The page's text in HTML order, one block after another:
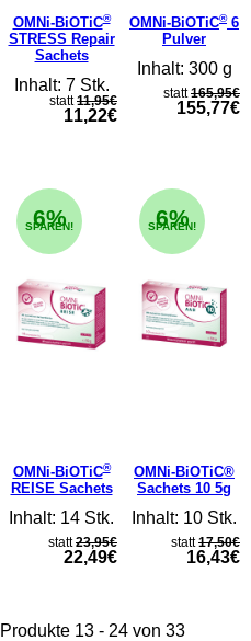
OMNi-BiOTiC®
STRESS Repair
Sachets
Inhalt: 7 Stk.
statt11,95€
11,22€
OMNi-BiOTiC®6
Pulver
Inhalt: 300 g
statt165,95€
155,77€
6%
SPAREN!
OMNi-BiOTiC®
REISE Sachets
Inhalt: 14 Stk.
statt23,95€
22,49€
6%
SPAREN!
OMNi-BiOTiC®
Sachets 10 5g
Inhalt: 10 Stk.
statt17,50€
16,43€
Produkte 13 - 24 von 33